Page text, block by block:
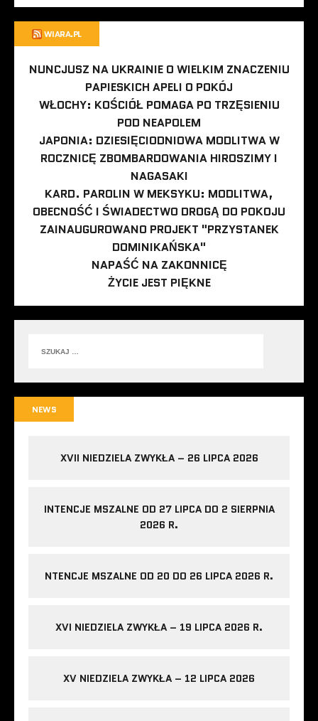
WIARA.PL
NUNCJUSZ NA UKRAINIE O WIELKIM ZNACZENIU
PAPIESKICH APELI O POKÓJ
WŁOCHY: KOŚCIÓŁ POMAGA PO TRZĘSIENIU
POD NEAPOLEM
JAPONIA: DZIESIĘCIODNIOWA MODLITWA W
ROCZNICĘ ZBOMBARDOWANIA HIROSZIMY I
NAGASAKI
KARD. PAROLIN W MEKSYKU: MODLITWA,
OBECNOŚĆ I ŚWIADECTWO DROGĄ DO POKOJU
ZAINAUGUROWANO PROJEKT "PRZYSTANEK
DOMINIKAŃSKA"
NAPAŚĆ NA ZAKONNICĘ
ŻYCIE JEST PIĘKNE
NEWS
XVII NIEDZIELA ZWYKŁA – 26 LIPCA 2026
INTENCJE MSZALNE OD 27 LIPCA DO 2 SIERPNIA
2026 R.
NTENCJE MSZALNE OD 20 DO 26 LIPCA 2026 R.
XVI NIEDZIELA ZWYKŁA – 19 LIPCA 2026 R.
XV NIEDZIELA ZWYKŁA – 12 LIPCA 2026